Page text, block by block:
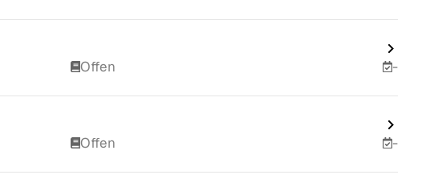
Offen -
Offen -